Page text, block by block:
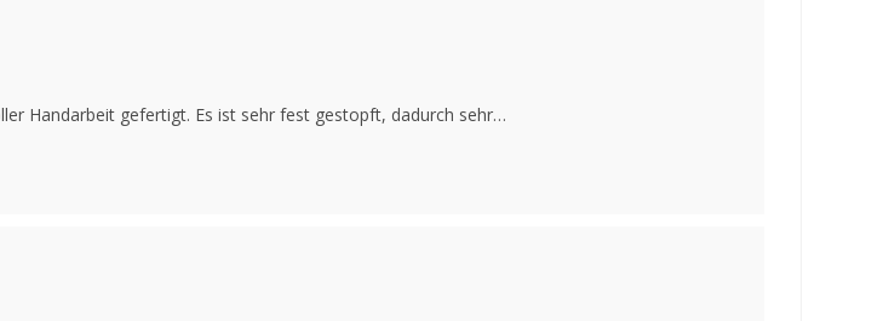
Handarbeit gefertigt. Es ist sehr fest gestopft, dadurch sehr…